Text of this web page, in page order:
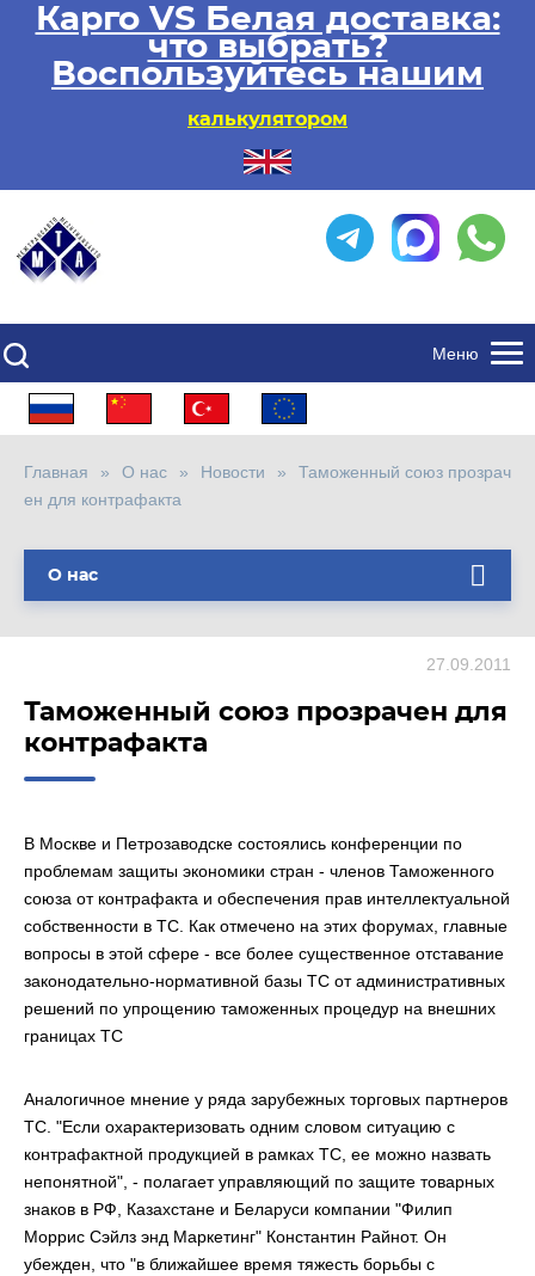
Карго VS Белая доставка:
что выбрать?
Воспользуйтесь нашим
калькулятором
Меню
Главная О нас Новости
Таможенный союз прозрач
ен для контрафакта
О нас
Таможенный союз прозрачен для
контрафакта
27.09.2011
В Москве и Петрозаводске состоялись конференции по
проблемам защиты экономики стран - членов Таможенного
союза от контрафакта и обеспечения прав интеллектуальной
собственности в ТС. Как отмечено на этих форумах, главные
вопросы в этой сфере - все более существенное отставание
законодательно-нормативной базы ТС от административных
решений по упрощению таможенных процедур на внешних
границах ТС
Аналогичное мнение у ряда зарубежных торговых партнеров
ТС. "Если охарактеризовать одним словом ситуацию с
контрафактной продукцией в рамках ТС, ее можно назвать
непонятной", - полагает управляющий по защите товарных
знаков в РФ, Казахстане и Беларуси компании "Филип
Моррис Сэйлз энд Маркетинг" Константин Райнот. Он
убежден, что "в ближайшее время тяжесть борьбы с